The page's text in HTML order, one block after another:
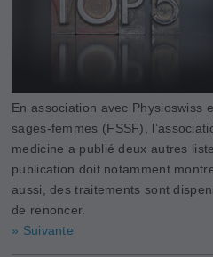
En association avec Physioswiss
sages-femmes (FSSF),
medicine a publié deux autres
publication doit notamment
aussi, des traitements sont
de renoncer.
» Suivante